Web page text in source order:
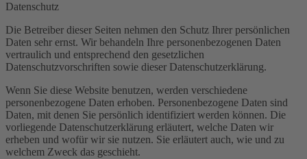
Datenschutz
Die Betreiber dieser Seiten nehmen den Schutz Ihrer persönlichen
Daten sehr ernst. Wir behandeln Ihre personenbezogenen Daten
vertraulich und entsprechend den gesetzlichen
Datenschutzvorschriften sowie dieser Datenschutzerklärung.
Wenn Sie diese Website benutzen, werden verschiedene
personenbezogene Daten erhoben. Personenbezogene Daten sind
Daten, mit denen Sie persönlich identifiziert werden können. Die
vorliegende Datenschutzerklärung erläutert, welche Daten wir
erheben und wofür wir sie nutzen. Sie erläutert auch, wie und zu
welchem Zweck das geschieht.